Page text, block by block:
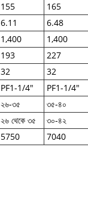
155 165
6.11 6.48
1,400 1,400
193 227
32 32
PF1-1/4" PF1-1/4"
২৬-৩৫ ৩৫-৪০
২৬ থেকে ৩৫ ৩০-৪২
5750 7040